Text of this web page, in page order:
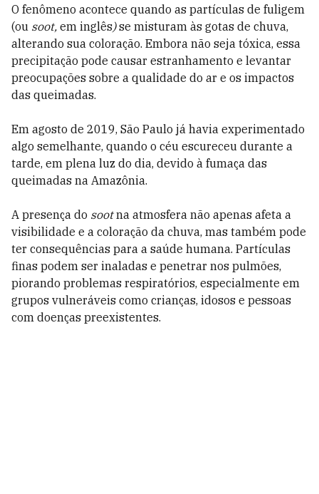
O fenômeno acontece quando as partículas de fuligem
(ou soot, em inglês)se misturam às gotas de chuva,
alterando sua coloração. Embora não seja tóxica, essa
precipitação pode causar estranhamento e levantar
preocupações sobre a qualidade do ar e os impactos
das queimadas.
Em agosto de 2019, São Paulo já havia experimentado
algo semelhante, quando o céu escureceu durante a
tarde, em plena luz do dia, devido à fumaça das
queimadas na Amazônia.
A presença do sootna atmosfera não apenas afeta a
visibilidade e a coloração da chuva, mas também pode
ter consequências para a saúde humana. Partículas
finas podem ser inaladas e penetrar nos pulmões,
piorando problemas respiratórios, especialmente em
grupos vulneráveis como crianças, idosos e pessoas
com doenças preexistentes.